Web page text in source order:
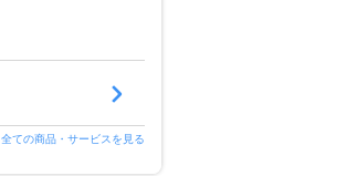
全ての商品・サービスを見る